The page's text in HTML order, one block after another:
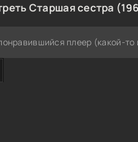
Старшая сестра
плеер (какой-то